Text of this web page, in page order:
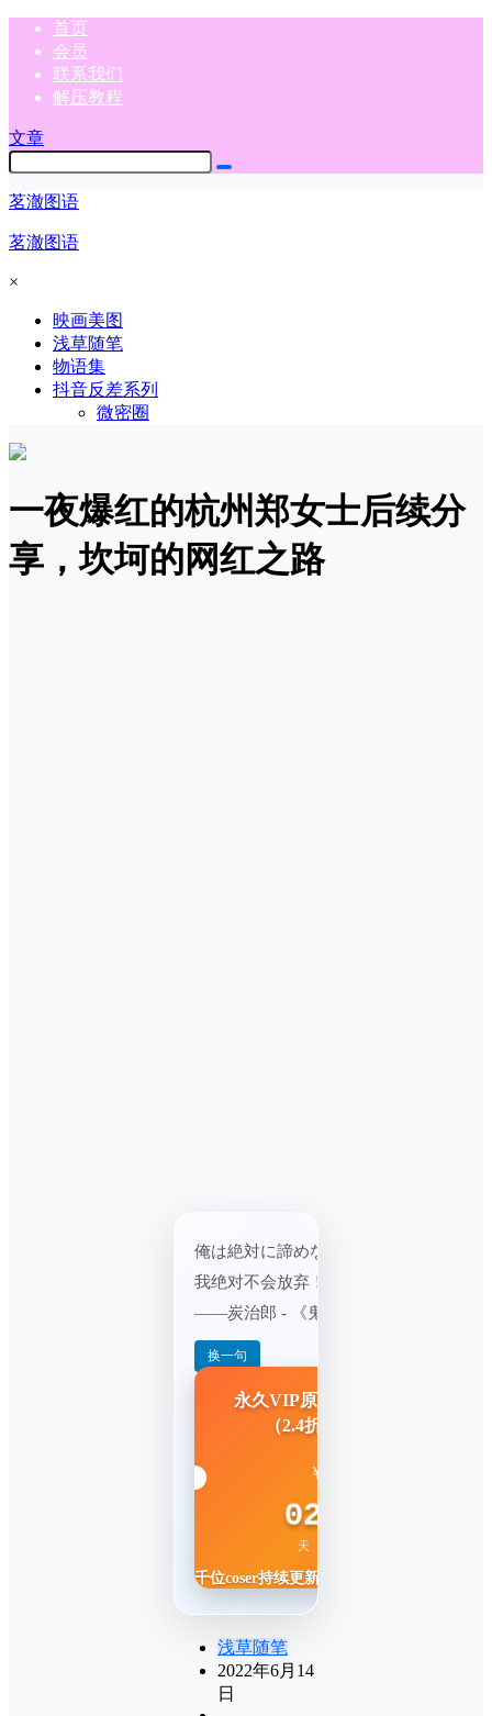
首页
会员
联系我们
解压教程
文章
茗澈图语
茗澈图语
×
映画美图
浅草随笔
物语集
抖音反差系列
微密圈
一夜爆红的杭州郑女士后续分
享，坎坷的网红之路
俺は絶対に諦めない！
我绝对不会放弃！
——炭治郎 - 《鬼灭之刃》
换一句
永久VIP原价
（2.4折），点击加入
￥
02
天
千位coser持续更新
浅草随笔
2022年6月14
日